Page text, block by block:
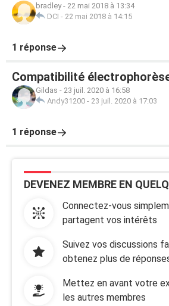
bradley- 22 mai 2018 à 13:34
DCI - 22 mai 2018 à 14:15
1 réponse
Compatibilité
Gildas - 23 juil. 2020 à 16:58
Andy31200 - 23 juil. 2020 à 17:03
1 réponse
DEVENEZ MEMBRE EN
Connectez-vous
partagent vos intérêts
Suivez vos discussions
obtenez plus de
Mettez en avant votre
les autres membres